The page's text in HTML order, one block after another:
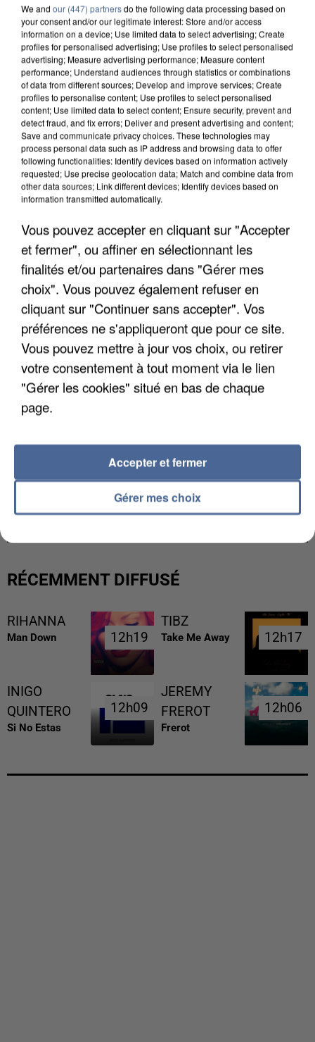
INTERPELLÉ EN ALGÉRIE
UNE TOURISTE DE L’OISE EMPORTÉE PAR UNE
COULÉE DE BOUE EN HAUTE-SAVOIE
RÉCEMMENT DIFFUSÉ
RIHANNA
Man Down 12h19
12h19
TIBZ
Take Me Away 12h17
12h17
INIGO
QUINTERO
Si No Estas
12h09
12h09
JEREMY
FREROT
Frerot
12h06
12h06
We and our (447) partnersdo the following data processing based on
your consent and/or our legitimate interest: Store and/or access
information on a device; Use limited data to select advertising; Create
profiles for personalised advertising; Use profiles to select personalised
advertising; Measure advertising performance; Measure content
performance; Understand audiences through statistics or combinations
of data from different sources; Develop and improve services; Create
profiles to personalise content; Use profiles to select personalised
content; Use limited data to select content; Ensure security, prevent and
detect fraud, and fix errors; Deliver and present advertising and content;
Save and communicate privacy choices. These technologies may
process personal data such as IP address and browsing data to offer
following functionalities: Identify devices based on information actively
requested; Use precise geolocation data; Match and combine data from
other data sources; Link different devices; Identify devices based on
information transmitted automatically.
Vous pouvez accepter en cliquant sur "Accepter
et fermer", ou affiner en sélectionnant les
finalités et/ou partenaires dans "Gérer mes
choix". Vous pouvez également refuser en
cliquant sur "Continuer sans accepter". Vos
préférences ne s'appliqueront que pour ce site.
Vous pouvez mettre à jour vos choix, ou retirer
votre consentement à tout moment via le lien
"Gérer les cookies" situé en bas de chaque
page.
Gérer mes choix
Accepter et fermer